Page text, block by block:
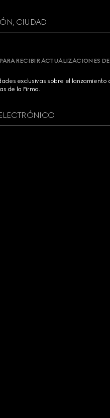
CIUDAD
PARA RECIBIR ACTUALIZACIONES
exclusivas sobre el
de la Firma.